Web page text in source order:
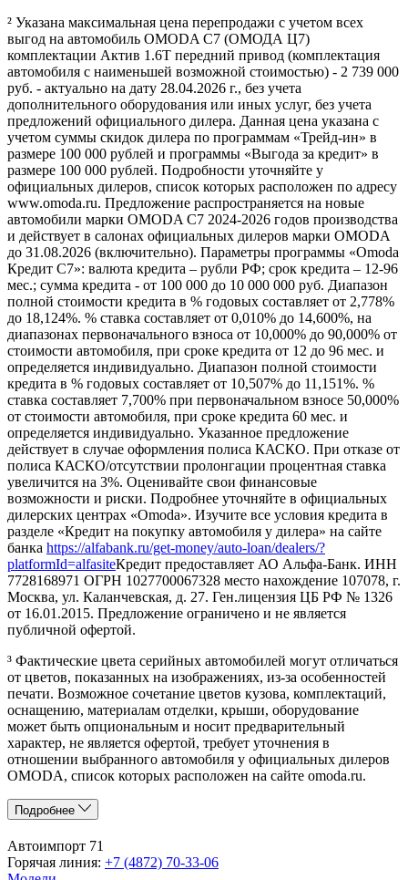
² Указана максимальная цена перепродажи с учетом всех
выгод на автомобиль OMODA C7 (ОМОДА Ц7)
комплектации Актив 1.6T передний привод (комплектация
автомобиля с наименьшей возможной стоимостью) - 2 739 000
руб. - актуально на дату 28.04.2026 г., без учета
дополнительного оборудования или иных услуг, без учета
предложений официального дилера. Данная цена указана с
учетом суммы скидок дилера по программам «Трейд-ин» в
размере 100 000 рублей и программы «Выгода за кредит» в
размере 100 000 рублей. Подробности уточняйте у
официальных дилеров, список которых расположен по адресу
www.omoda.ru. Предложение распространяется на новые
автомобили марки OMODA C7 2024-2026 годов производства
и действует в салонах официальных дилеров марки OMODA
до 31.08.2026 (включительно). Параметры программы «Omoda
Кредит C7»: валюта кредита – рубли РФ; срок кредита – 12-96
мес.; сумма кредита - от 100 000 до 10 000 000 руб. Диапазон
полной стоимости кредита в % годовых составляет от 2,778%
до 18,124%. % ставка составляет от 0,010% до 14,600%, на
диапазонах первоначального взноса от 10,000% до 90,000% от
стоимости автомобиля, при сроке кредита от 12 до 96 мес. и
определяется индивидуально. Диапазон полной стоимости
кредита в % годовых составляет от 10,507% до 11,151%. %
ставка составляет 7,700% при первоначальном взносе 50,000%
от стоимости автомобиля, при сроке кредита 60 мес. и
определяется индивидуально. Указанное предложение
действует в случае оформления полиса КАСКО. При отказе от
полиса КАСКО/отсутствии пролонгации процентная ставка
увеличится на 3%. Оценивайте свои финансовые
возможности и риски. Подробнее уточняйте в официальных
дилерских центрах «Omoda». Изучите все условия кредита в
разделе «Кредит на покупку автомобиля у дилера» на сайте
банка https://alfabank.ru/get-money/auto-loan/dealers/?
platformId=alfasiteКредит предоставляет АО Альфа-Банк. ИНН
7728168971 ОГРН 1027700067328 место нахождение 107078, г.
Москва, ул. Каланчевская, д. 27. Ген.лицензия ЦБ РФ № 1326
от 16.01.2015. Предложение ограничено и не является
публичной офертой.
³ Фактические цвета серийных автомобилей могут отличаться
от цветов, показанных на изображениях, из-за особенностей
печати. Возможное сочетание цветов кузова, комплектаций,
оснащению, материалам отделки, крыши, оборудование
может быть опциональным и носит предварительный
характер, не является офертой, требует уточнения в
отношении выбранного автомобиля у официальных дилеров
OMODA, список которых расположен на сайте omoda.ru.
Подробнее
Автоимпорт 71
Горячая линия: +7 (4872) 70-33-06